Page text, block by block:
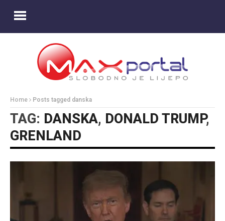
Home Posts tagged danska
TAG: DANSKA, DONALD TRUMP,
GRENLAND